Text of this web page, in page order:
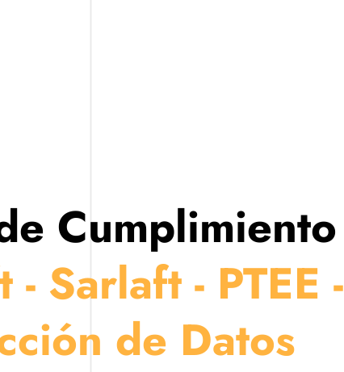
Cumplimiento
Sarlaft - PTEE -
de Datos